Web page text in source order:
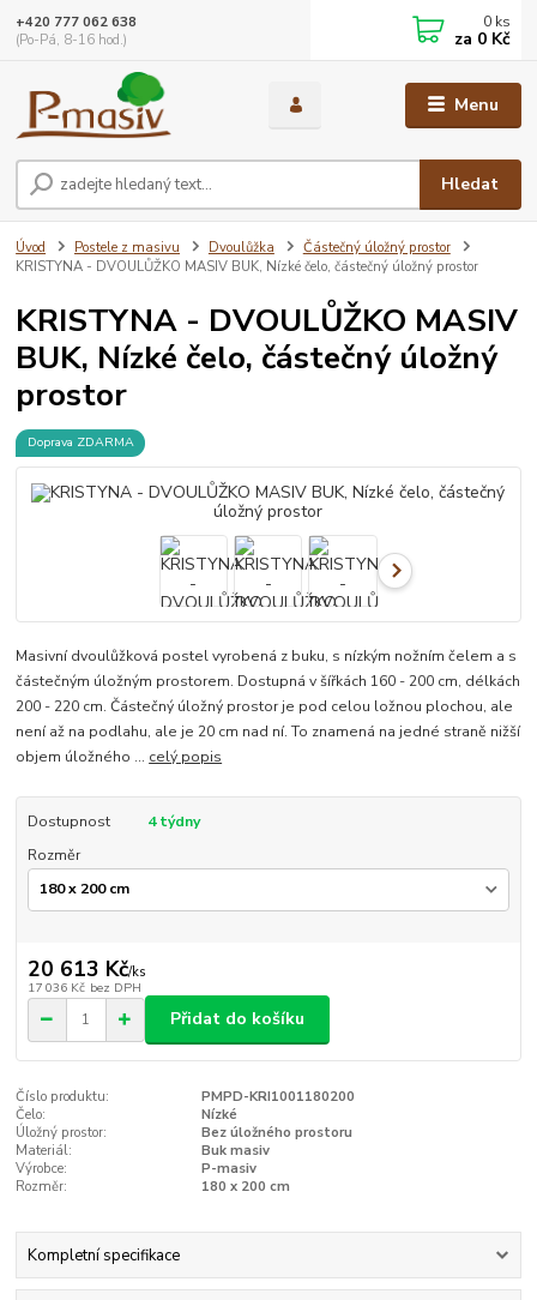
Menu
Hledat
+420 777 062 638
(Po-Pá, 8-16 hod.)
0 ks
za 0 Kč
Úvod Postele z masivu Dvoulůžka
Částečný úložný prostor
KRISTYNA - DVOULŮŽKO MASIV BUK, Nízké čelo, částečný úložný prostor
KRISTYNA - DVOULŮŽKO MASIV
BUK, Nízké čelo, částečný úložný
prostor
Doprava ZDARMA
Masivní dvoulůžková postel vyrobená z buku, s nízkým nožním čelem a s
částečným úložným prostorem. Dostupná v šířkách 160 - 200 cm, délkách
200 - 220 cm. Částečný úložný prostor je pod celou ložnou plochou, ale
není až na podlahu, ale je 20 cm nad ní. To znamená na jedné straně nižší
objem úložného ... celý popis
Dostupnost
4 týdny
Rozměr
20 613 Kč/ks
17 036 Kč bez DPH
Přidat do košíku
Číslo produktu:
PMPD-KRI1001180200
Čelo:
Nízké
Úložný prostor:
Bez úložného prostoru
Materiál:
Buk masiv
Výrobce:
P-masiv
Rozměr:
180 x 200 cm
Kompletní specifikace